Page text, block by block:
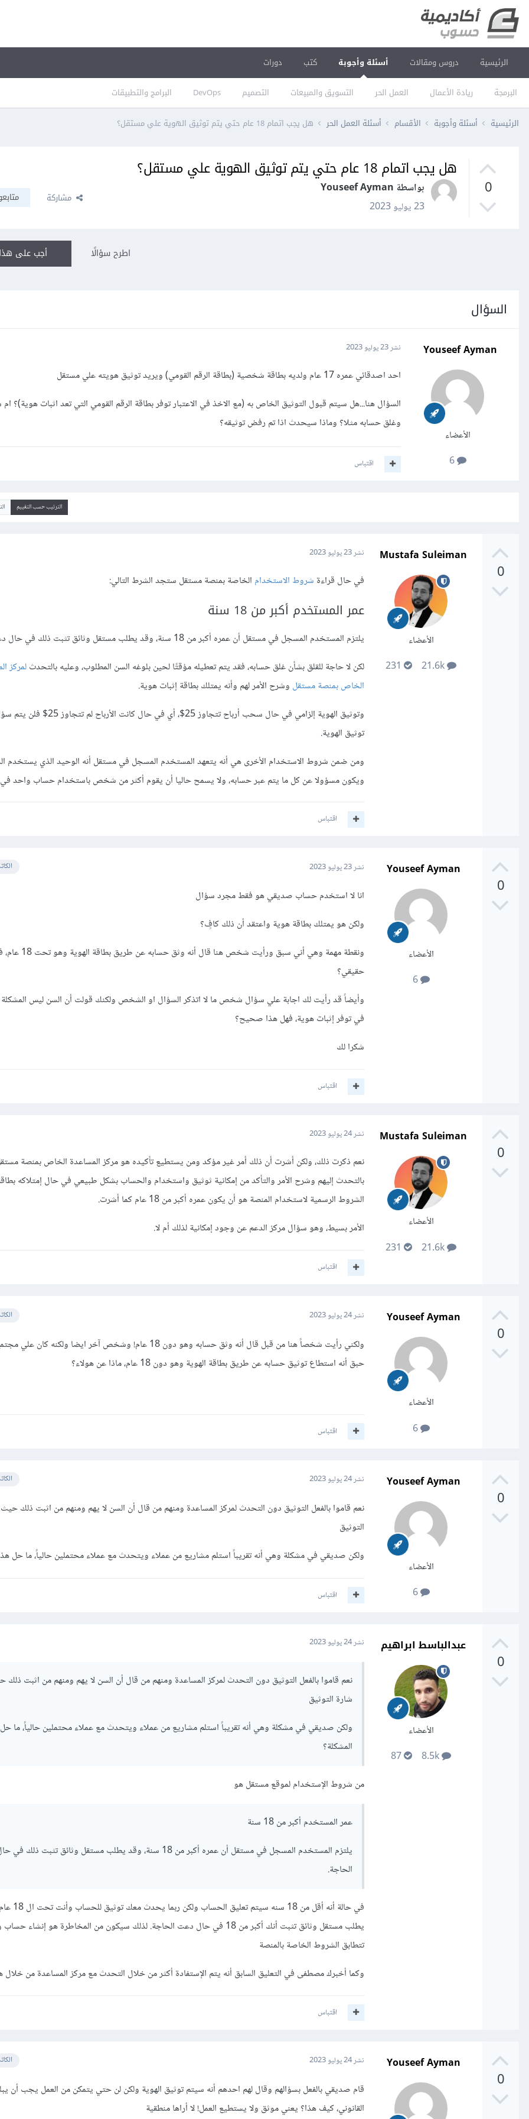
الرئيسية دروس ومقالات أسئلة وأجوبة
البرمجة ريادة الأعمال العمل الحر التسويق والمبيعات التصميم DevOps البرامج والتطبيقات
كتب دورات
الرئيسية أسئلة وأجوبة الأقسام أسئلة العمل الحر هل يجب اتمام 18 عام حتي يتم توثيق الهوية علي مستقل؟
0
هل يجب اتمام 18 عام حتي يتم توثيق الهوية علي مستقل؟
بواسطة Youseef Ayman
23 يوليو 2023
مشاركة
أجب على اطرح سؤالًا
السؤال
Youseef Ayman
الأعضاء
6
نشر23 يوليو 2023
احد اصدقائي عمره 17 عام ولديه بطاقة شخصية (بطاقة الرقم القومي) ويريد توثيق هويته علي مستقل
السؤال هنا...هل سيتم قبول التوثيق الخاص به (مع الاخذ في الاعتبار توفر بطاقة الرقم القومي التي تعد اثبات هوية)؟
وغلق حسابه مثلا؟ وماذا سيحدث اذا تم رفض توثيقه؟
اقتباس
الترتيب حسب التقييم
0
Mustafa Suleiman
الأعضاء
نشر23 يوليو 2023
في حال قراءة شروط الاستخدام الخاصة بمنصة مستقل ستجد الشرط التالي:
عمر المستخدم أكبر من 18 سنة
يلتزم المستخدم المسجل في مستقل أن عمره أكبر من 18 سنة، وقد يطلب مستقل وثائق تثبت ذلك في حال دعت الحاجة.
لكن لا حاجة للقلق بشأن غلق حسابه، فقد يتم تعطيله مؤقتًا لحين بلوغه السن المطلوب، وعليه بالتحدثلمركز
الخاص بمنصة مستقل وشرح الأمر لهم وأنه يمتلك بطاقة إثبات هوية.
وتوثيق الهوية إلزامي في حال سحب أرباح تتجاوز 25$، أي في حال كانت
توثيق الهوية.
ومن ضمن شروط الاستخدام الأخرى هي أنه يتعهد المستخدم المسجل في مستقل أنه الوحيد الذي يستخدم
ويكون مسؤولا عن كل ما يتم عبر حسابه، ولا يسمح حاليا أن يقوم أكثر من شخص باستخدام حساب واحد
اقتباس
0
Youseef Ayman
الأعضاء
6
نشر23 يوليو 2023
انا لا استخدم حساب صديقي هو فقط مجرد سؤال
ولكن هو يمتلك بطاقة هوية واعتقد أن ذلك كافٍ؟
ونقطة مهمة وهي أني سبق ورأيت شخص هنا
حقيقي؟
وأيضاً قد رأيت لك اجابة علي سؤال شخص ما لا اتذكر السؤال او الشخص ولكنك قولت أن السن ليس المشكلة
في توفر إثبات هوية، فهل هذا صحيح؟
شكرا لك
اقتباس
0
Mustafa Suleiman
الأعضاء
نشر24 يوليو 2023
نعم ذكرت ذلك، ولكن أشرت أن ذلك أمر غير مؤكد ومن يستطيع تأكيده هو مركز المساعدة الخاص بمنصة
بالتحدث إليهم وشرح الأمر والتأكد من إمكانية ثوثيق واستخدام والحساب بشكل طبيعي في حال إمتلاكه
الشروط الرسمية لاستخدام المنصة هو أن يكون عمره أكبر من 18 عام كما أشرت.
الأمر بسيط، وهو سؤال مركز الدعم عن وجود إمكانية لذلك أم لا.
اقتباس
0
Youseef Ayman
الأعضاء
6
نشر24 يوليو 2023
ولكني رأيت شخصاً هنا من قبل قال أنه وثق حسابه وهو دون 18 عام! وشخص آخر ايضا ولكنه
حبق أنه استطاع توثيق حسابه عن طريق بطاقة الهوية وهو دون 18 عام، ماذا عن هولاء؟
اقتباس
0
Youseef Ayman
الأعضاء
6
نشر24 يوليو 2023
نعم قاموا بالفعل التوثيق دون التحدث لمركز المساعدة ومنهم من قال أن السن لا يهم ومنهم من اثبت ذلك
التوثيق
ولكن صديقي في مشكلة وهي أنه تقريباً استلم مشاريع من عملاء ويتحدث مع عملاء محتملين حالياً، ما حل
اقتباس
0
عبدالباسط ابراهيم
الأعضاء
نشر24 يوليو 2023
نعم قاموا بالفعل التوثيق دون التحدث لمركز المساعدة ومنهم من قال أن السن لا يهم ومنهم من اثبت
شارة التوثيق
ولكن صديقي في مشكلة وهي أنه تقريباً استلم مشاريع من عملاء ويتحدث مع عملاء محتملين حالياً، ما
المشكلة؟
من شروط الإستخدام لموقع مستقل هو
عمر المستخدم أكبر من 18 سنة
يلتزم المستخدم المسجل في مستقل أن عمره أكبر من 18 سنة، وقد يطلب مستقل وثائق تثبت
الحاجة.
في حالة أنه أقل
يطلب مستقل وثائق تثبت أنك أكبر من 18 في حال دعت الحاجة. لذلك سيكون من المخاطرة هو إنشاء
تتطابق الشروط الخاصة بالمنصة
وكما أخبرك مصطفى في التعليق السابق أنه يتم الإستفادة أكثر من خلال التحدث مع مركز المساعدة من خلال
اقتباس
0
Youseef Ayman نشر24 يوليو 2023
قام صديقي بالفعل بسؤالهم وقال لهم احدهم أنه سيتم توثيق الهوية ولكن لن حتي يتمكن من العمل يجب أن
القانوني، كيف هذا؟ يعني موثق ولا يستطيع العمل! لا أراها منطقية